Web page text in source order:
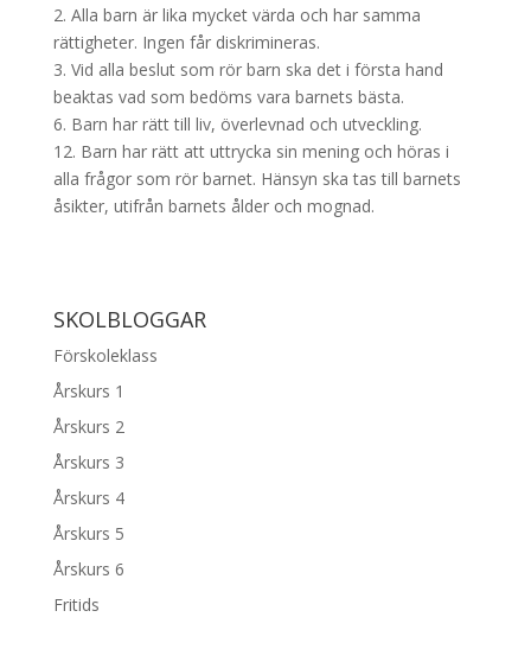
2. Alla barn är lika mycket värda och har samma
rättigheter. Ingen får diskrimineras.
3. Vid alla beslut som rör barn ska det i första hand
beaktas vad som bedöms vara barnets bästa.
6. Barn har rätt till liv, överlevnad och utveckling.
12. Barn har rätt att uttrycka sin mening och höras i
alla frågor som rör barnet. Hänsyn ska tas till barnets
åsikter, utifrån barnets ålder och mognad.
SKOLBLOGGAR
Förskoleklass
Årskurs 1
Årskurs 2
Årskurs 3
Årskurs 4
Årskurs 5
Årskurs 6
Fritids